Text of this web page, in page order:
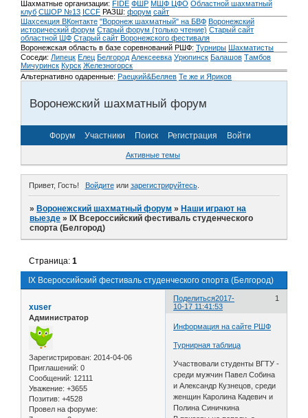
Шахматные организации: FIDE ФШР МШФ ЦФО Областной шахматный
клуб СШОР №13 ICCF РАЗШ: форум сайт
Шахсекция ВКонтакте "Воронеж шахматный" на БВФ Воронежский
исторический форум Cтарый форум (только чтение) Старый сайт
областной ШФ Старый сайт Воронежского фестиваля
Воронежская область в базе соревнований РШФ: Турниры Шахматисты
Соседи: Липецк Елец Белгород Алексеевка Урюпинск Балашов Тамбов
Мичуринск Курск Железногорск
Альтернативно одаренные: Раецкий&Беляев Те же и Яриков
Воронежский шахматный форум
Форум Участники Поиск Регистрация Войти
Активные темы
Привет, Гость! Войдитеили зарегистрируйтесь.
»Воронежский шахматный форум »Наши играют на
выезде »IX Всероссийский фестиваль студенческого
спорта (Белгород)
IX Всероссийский фестиваль студенческого спорта (Белгород)
Страница:1
Поделиться 1
2017-
10-17 11:41:53
xuser
Администратор
Зарегистрирован: 2014-04-06
Приглашений: 0
Сообщений: 12111
Уважение: +3655
Позитив: +4528
Провел на форуме:
Информация на сайте РШФ
Турнирная таблица
Участвовали студенты ВГТУ -
среди мужчин Павел Собина
и Александр Кузнецов, среди
женщин Каролина Кадевич и
Полина Синичкина